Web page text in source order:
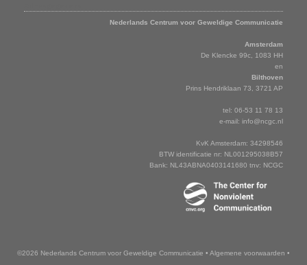
Nederlands Centrum voor Geweldige Communicatie
Amsterdam
De Klencke 99c, 1083 HH
en
Bilthoven
Prins Hendriklaan 73, 3721 AP
tel: 06-53 11 78 13
e-mail: info@ncgc.nl
KvK Amsterdam: 34298546
BTW identificatie nr: NL001295038B57
Bank: NL43ABNA0403141680 tnv: NCGC
©2026 Nederlands Centrum voor Geweldige Communicatie • Algemene voorwaarden •